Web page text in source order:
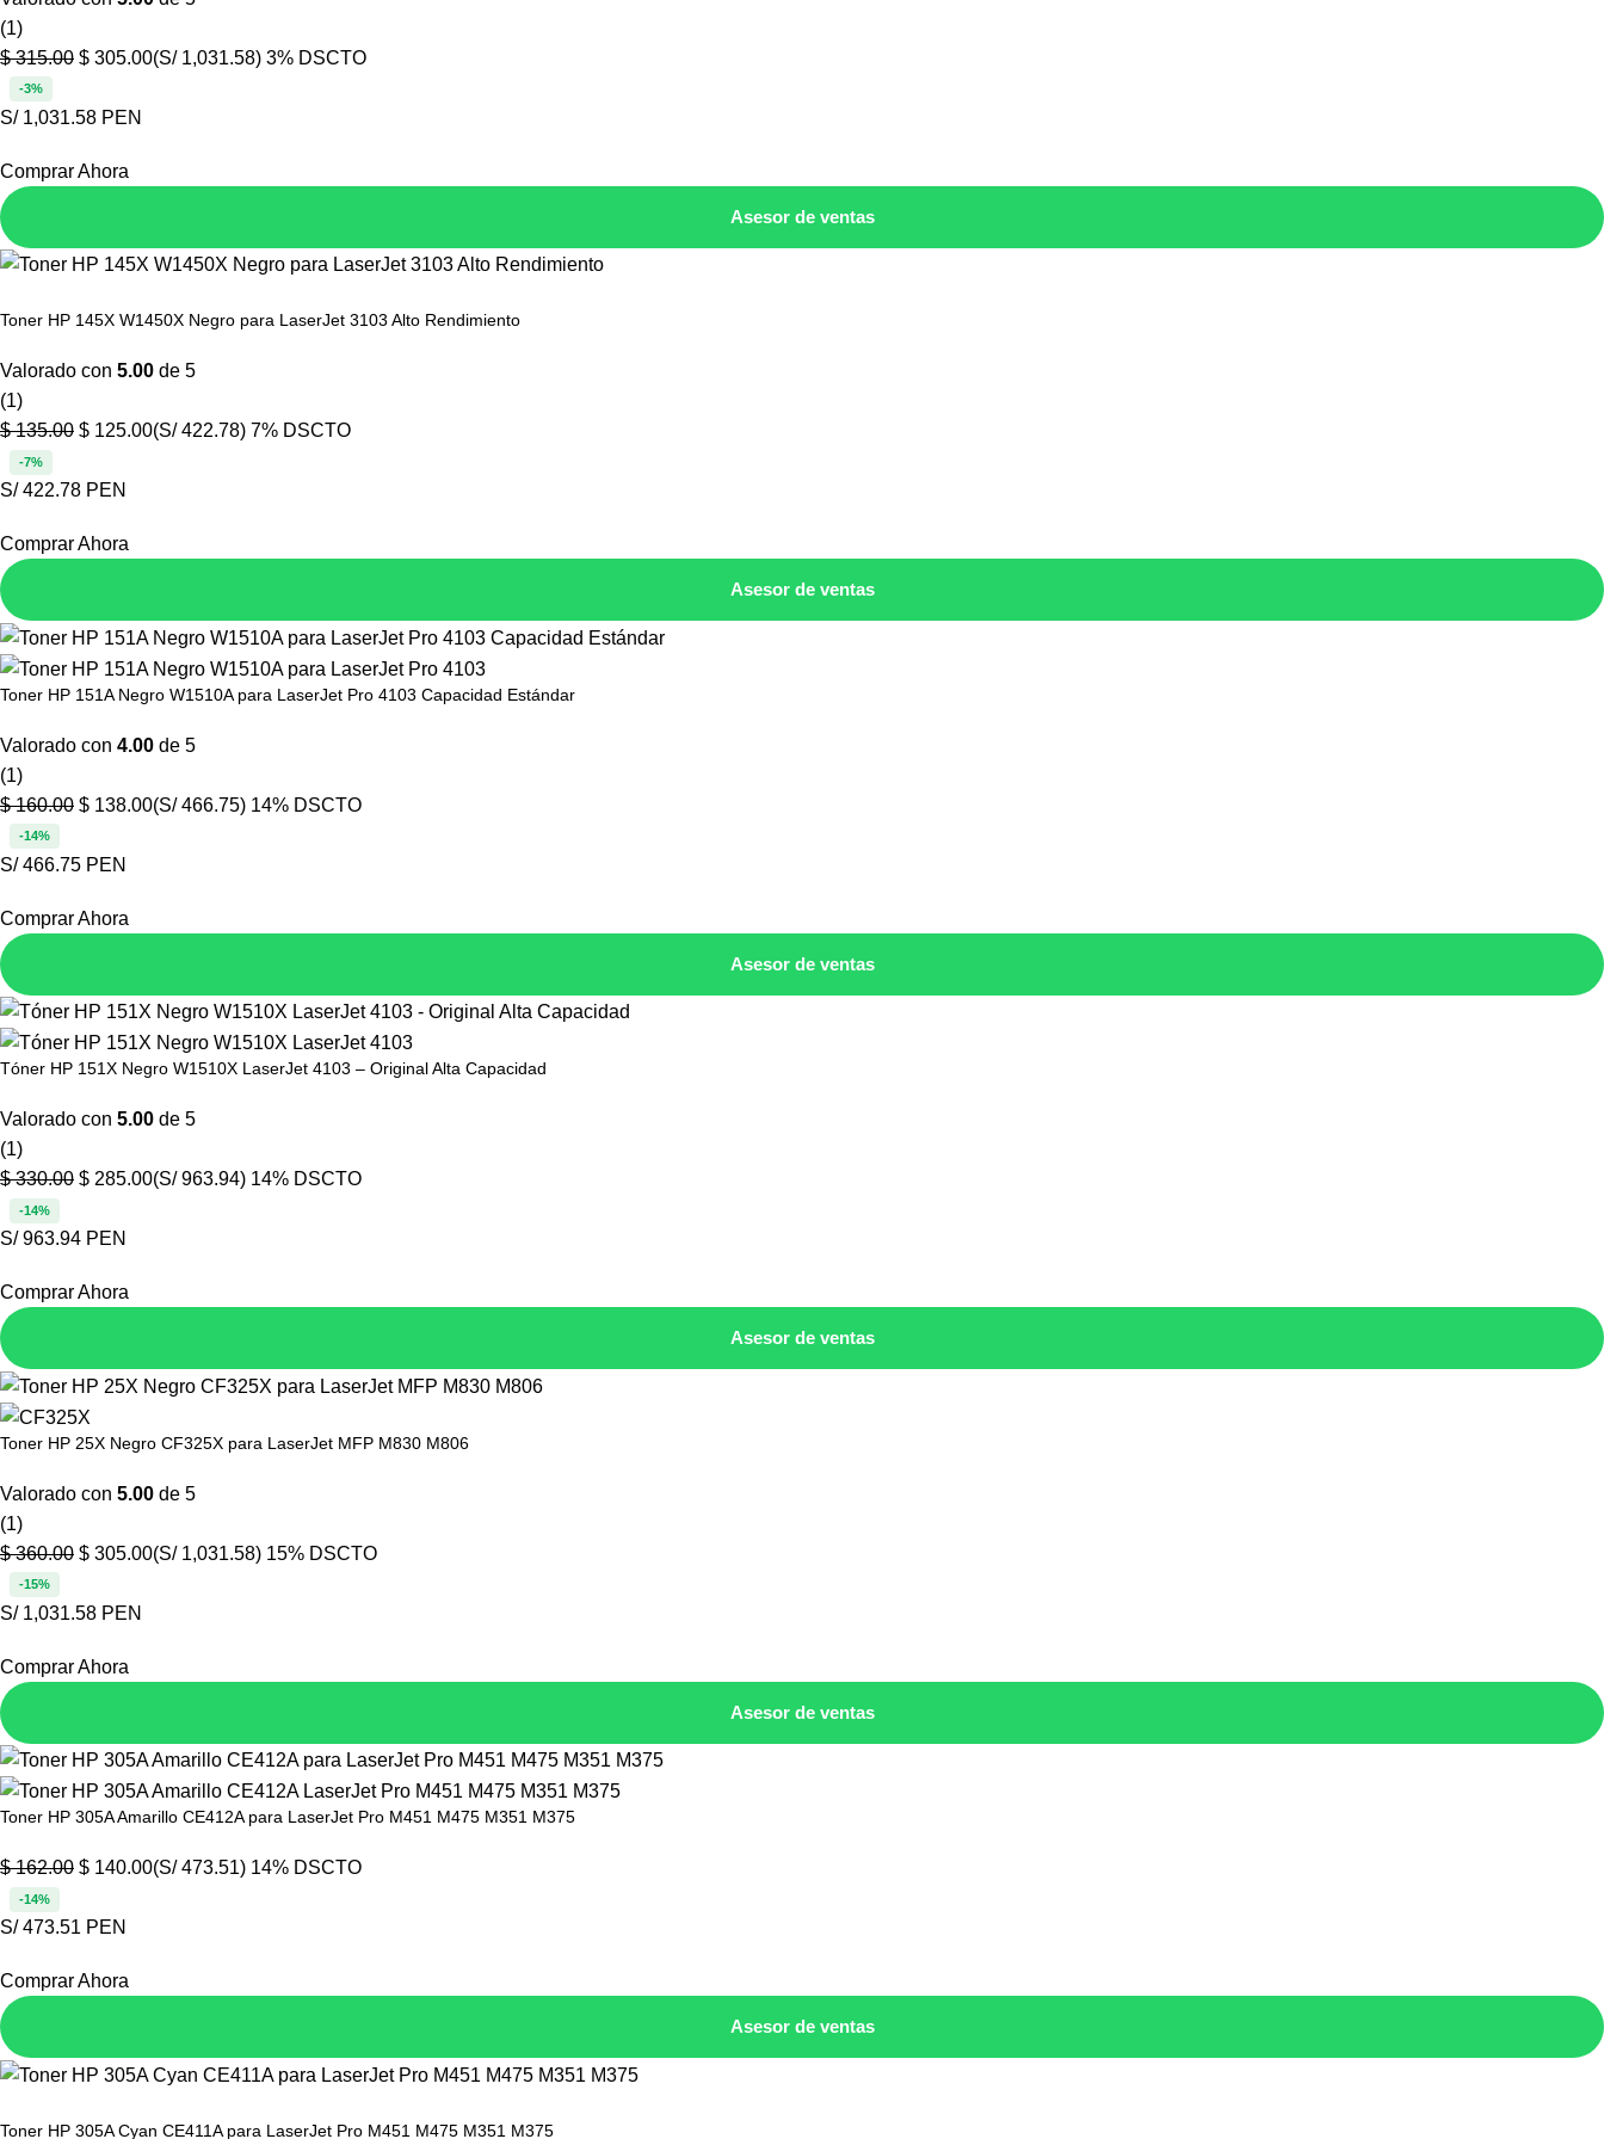
(1)
$315.00 $ 305.00(S/ 1,031.58) 3% DSCTO
-3%
S/ 1,031.58 PEN
Comprar Ahora
Asesor de ventas
Toner HP 145X W1450X Negro para LaserJet 3103 Alto Rendimiento
Valorado con 5.00 de 5
(1)
$135.00 $ 125.00(S/ 422.78) 7% DSCTO
-7%
S/ 422.78 PEN
Comprar Ahora
Asesor de ventas
Toner HP 151A Negro W1510A para LaserJet Pro 4103 Capacidad Estándar
Valorado con 4.00 de 5
(1)
$160.00 $ 138.00(S/ 466.75) 14% DSCTO
-14%
S/ 466.75 PEN
Comprar Ahora
Asesor de ventas
Tóner HP 151X Negro W1510X LaserJet 4103 – Original Alta Capacidad
Valorado con 5.00 de 5
(1)
$330.00 $ 285.00(S/ 963.94) 14% DSCTO
-14%
S/ 963.94 PEN
Comprar Ahora
Asesor de ventas
Toner HP 25X Negro CF325X para LaserJet MFP M830 M806
Valorado con 5.00 de 5
(1)
$360.00 $ 305.00(S/ 1,031.58) 15% DSCTO
-15%
S/ 1,031.58 PEN
Comprar Ahora
Asesor de ventas
Toner HP 305A Amarillo CE412A para LaserJet Pro M451 M475 M351 M375
$162.00 $ 140.00(S/ 473.51) 14% DSCTO
-14%
S/ 473.51 PEN
Comprar Ahora
Asesor de ventas
Toner HP 305A Cyan CE411A para LaserJet Pro M451 M475 M351 M375